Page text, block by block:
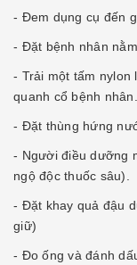
- Ðem dụng cụ đến
- Ðặt bệnh nhân
- Trải một tấm nylon
quanh cổ bệnh nhân.
- Ðặt thùng hứng
- Người điều dưỡng
ngộ độc thuốc sâu).
- Ðặt khay quả đậu
giữ)
- Ðo ống và đánh